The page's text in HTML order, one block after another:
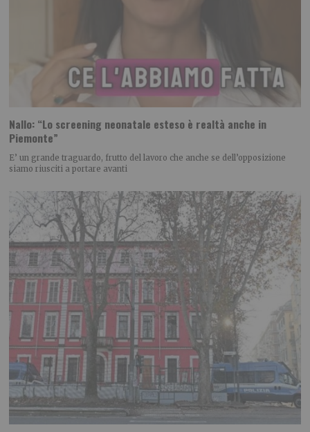
Nallo: “Lo screening neonatale esteso è realtà anche in
Piemonte”
E’ un grande traguardo, frutto del lavoro che anche se dell’opposizione
siamo riusciti a portare avanti